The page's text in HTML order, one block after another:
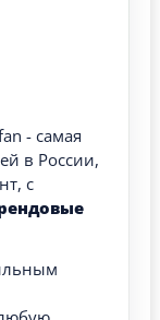
- самая
в России,
с